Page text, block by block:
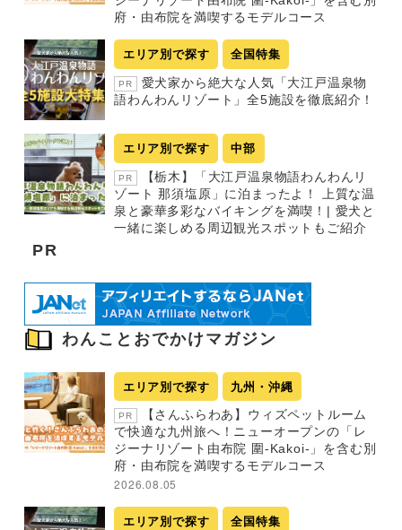
府・由布院を満喫するモデルコース
エリア別で探す 全国特集
PR
愛犬家から絶大な人気「大江戸温泉物
語わんわんリゾート」全5施設を徹底紹介！
エリア別で探す 中部
PR
【栃木】「大江戸温泉物語わんわんリ
ゾート 那須塩原」に泊まったよ！ 上質な温
泉と豪華多彩なバイキングを満喫！| 愛犬と
一緒に楽しめる周辺観光スポットもご紹介
PR
わんことおでかけマガジン
エリア別で探す 九州・沖縄
PR
【さんふらわあ】ウィズペットルーム
で快適な九州旅へ！ニューオープンの「レ
ジーナリゾート由布院 圍-Kakoi-」を含む別
府・由布院を満喫するモデルコース
2026.08.05
エリア別で探す 全国特集